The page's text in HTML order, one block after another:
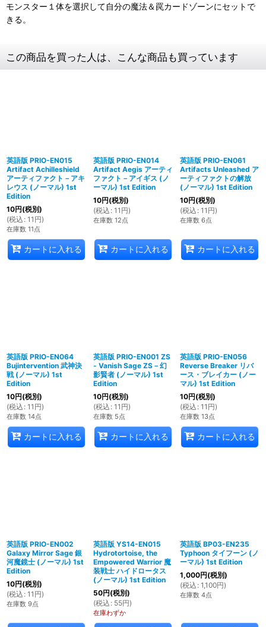
モンスター１体を選択して自分の魔法＆罠カードゾーンにセットで
きる。
この商品を買った人は、こんな商品も買っています
英語版 PRIO-EN015
Artifact Achilleshield
アーティファクト－アキ
レウス (ノーマル) 1st
Edition
10円(税別)
(税込 : 11 円)
在庫数 11点
カートに入れる
英語版 PRIO-EN014
Artifact Aegis アーティ
ファクト－アイギス (ノ
ーマル) 1st Edition
10円(税別)
(税込 : 11 円)
在庫数 12点
カートに入れる
英語版 PRIO-EN061
Artifacts Unleashed ア
ーティファクトの解放
(ノーマル) 1st Edition
10円(税別)
(税込 : 11 円)
在庫数 6点
カートに入れる
英語版 PRIO-EN064
Bujintervention 武神決
戦 (ノーマル) 1st
Edition
10円(税別)
(税込 : 11 円)
在庫数 14点
カートに入れる
英語版 PRIO-EN001 ZS
- Vanish Sage ZS－幻
影賢者 (ノーマル) 1st
Edition
10円(税別)
(税込 : 11 円)
在庫数 5点
カートに入れる
英語版 PRIO-EN056
Reverse Breaker リバ
ース・ブレイカー (ノー
マル) 1st Edition
10円(税別)
(税込 : 11 円)
在庫数 13点
カートに入れる
英語版 PRIO-EN002
Galaxy Mirror Sage 銀
河魔鏡士 (ノーマル) 1st
Edition
10円(税別)
(税込 : 11 円)
在庫数 9点
英語版 YS14-EN015
Hydrotortoise, the
Empowered Warrior 魔
装戦士 ハイドロータス
(ノーマル) 1st Edition
50円(税別)
(税込 : 55円)
在庫わずか
英語版 BP03-EN235
Typhoon タイフーン (ノ
ーマル) 1st Edition
1,000円(税別)
(税込 : 1,100円)
在庫数 4点